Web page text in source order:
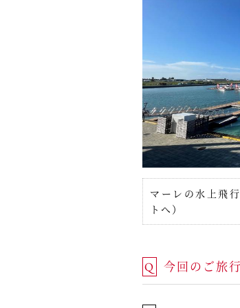
マーレの水上飛
トへ）
Q 今回のご旅